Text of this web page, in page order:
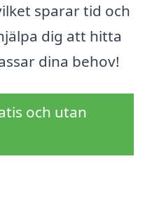
sparar tid och
dig att hitta
dina behov!
och utan